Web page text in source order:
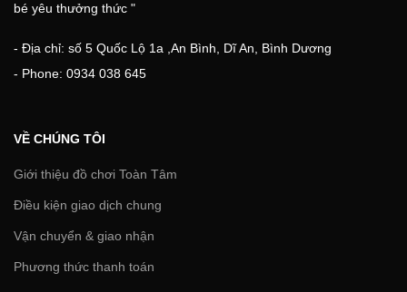
bé yêu thưởng thức "
- Địa chỉ: số 5 Quốc Lộ 1a ,An Bình, Dĩ An, Bình Dương
- Phone: 0934 038 645
VỀ CHÚNG TÔI
Giới thiệu đồ chơi Toàn Tâm
Điều kiện giao dịch chung
Vận chuyển & giao nhận
Phương thức thanh toán